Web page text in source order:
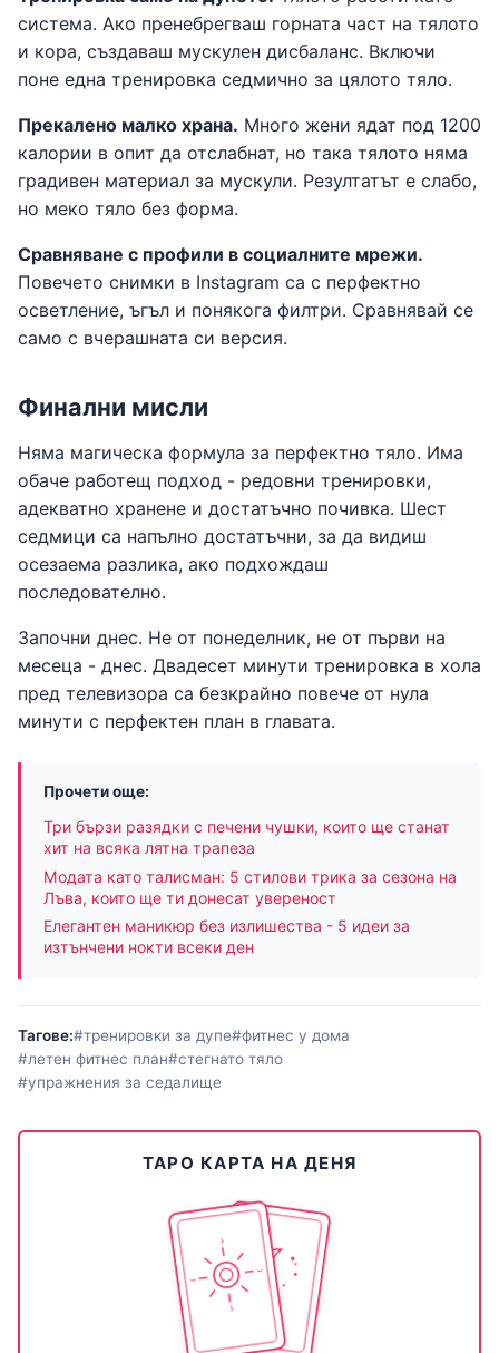
система. Ако пренебрегваш горната част на тялото
и кора, създаваш мускулен дисбаланс. Включи
поне една тренировка седмично за цялото тяло.
Прекалено малко храна. Много жени ядат под 1200
калории в опит да отслабнат, но така тялото няма
градивен материал за мускули. Резултатът е слабо,
но меко тяло без форма.
Сравняване с профили в социалните мрежи.
Повечето снимки в Instagram са с перфектно
осветление, ъгъл и понякога филтри. Сравнявай се
само с вчерашната си версия.
Финални мисли
Няма магическа формула за перфектно тяло. Има
обаче работещ подход - редовни тренировки,
адекватно хранене и достатъчно почивка. Шест
седмици са напълно достатъчни, за да видиш
осезаема разлика, ако подхождаш
последователно.
Започни днес. Не от понеделник, не от първи на
месеца - днес. Двадесет минути тренировка в хола
пред телевизора са безкрайно повече от нула
минути с перфектен план в главата.
Прочети още:
Три бързи разядки с печени чушки, които ще станат
хит на всяка лятна трапеза
Модата като талисман: 5 стилови трика за сезона на
Лъва, които ще ти донесат увереност
Елегантен маникюр без излишества - 5 идеи за
изтънчени нокти всеки ден
Тагове:#тренировки за дупе#фитнес у дома
#летен фитнес план#стегнато тяло
#упражнения за седалище
ТАРО КАРТА НА ДЕНЯ